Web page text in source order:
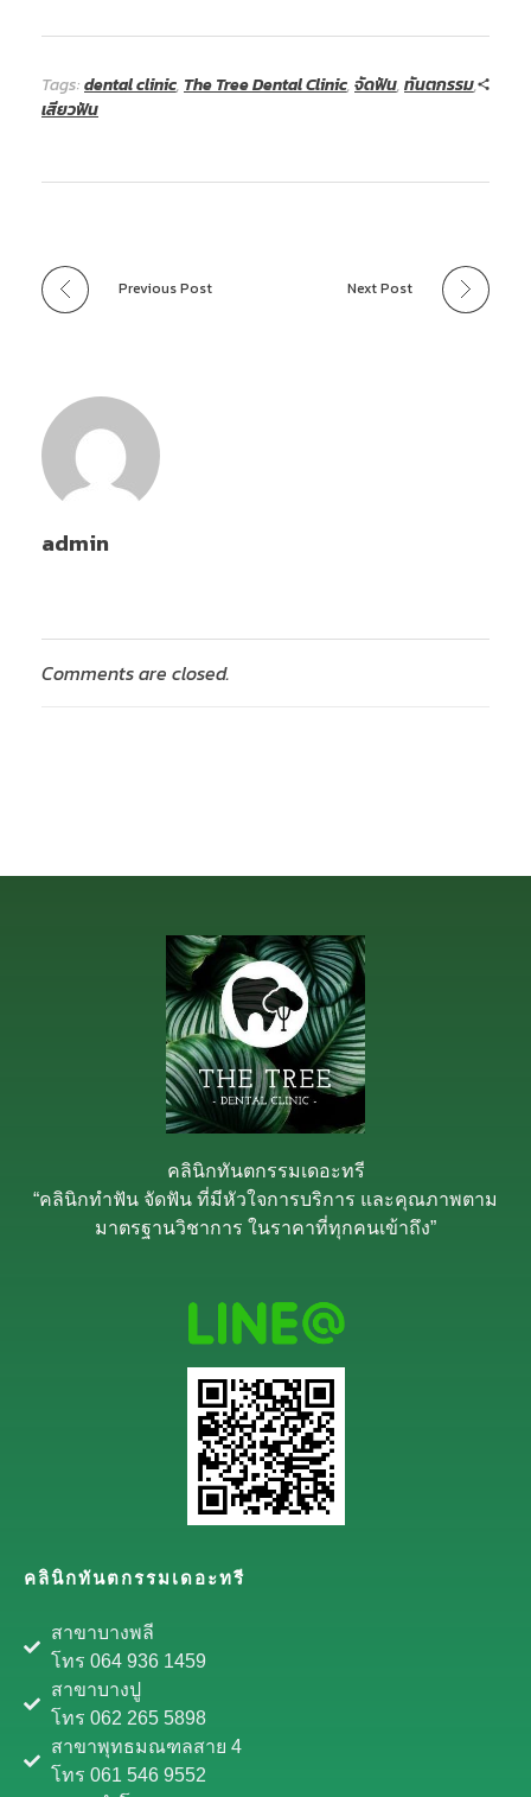
Tags:dental clinic,The Tree Dental Clinic,จัดฟัน,ทันตกรรม,
เสียวฟัน
Previous Post Next Post
admin
Comments are closed.
คลินิกทันตกรรมเดอะทรี
“คลินิกทำฟัน จัดฟัน ที่มีหัวใจการบริการ และคุณภาพตาม
มาตรฐานวิชาการ ในราคาที่ทุกคนเข้าถึง”
คลินิกทันตกรรมเดอะทรี
สาขาบางพลี
โทร 064 936 1459
สาขาบางปู
โทร 062 265 5898
สาขาพุทธมณฑลสาย 4
โทร 061 546 9552